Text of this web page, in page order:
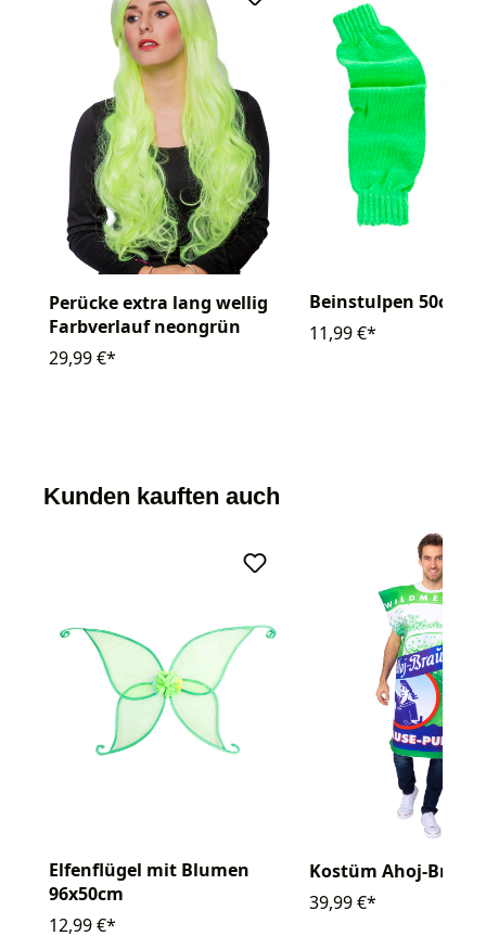
Perücke extra lang wellig
Farbverlauf neongrün
29,99 €*
Beinstulpen 50cm
11,99 €*
Kunden kauften auch
Elfenflügel mit Blumen
96x50cm
12,99 €*
Kostüm Ahoj-
39,99 €*